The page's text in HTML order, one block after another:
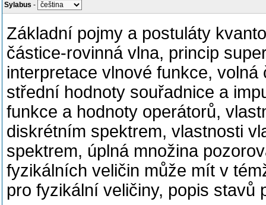
Sylabus -
Základní pojmy a postuláty
částice-rovinná vlna, princip
interpretace vlnové funkce,
střední hodnoty souřadnice a
funkce a hodnoty operátorů,
diskrétním spektrem, vlastnosti
spektrem, úplná množina
fyzikálních veličin může mít v
pro fyzikální veličiny, popis stavů